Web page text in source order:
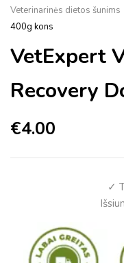
Veterinarinės dietos šunims
400g kons
VetExpert
Recovery
€4.00
✓